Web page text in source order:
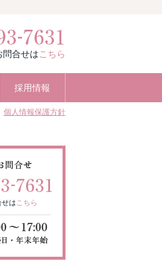
問合せはこちら
採用情報
個人情報保護方針
せはこちら